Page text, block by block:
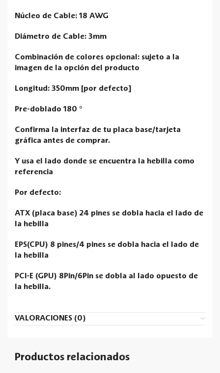
Núcleo de Cable: 18 AWG
Diámetro de Cable: 3mm
Combinación de colores opcional: sujeto a la
imagen de la opción del producto
Longitud: 350mm [por defecto]
Pre-doblado 180 °
Confirma la interfaz de tu placa base/tarjeta
gráfica antes de comprar.
Y usa el lado donde se encuentra la hebilla como
referencia
Por defecto:
ATX (placa base) 24 pines se dobla hacia el lado de
la hebilla
EPS(CPU) 8 pines/4 pines se dobla hacia el lado de
la hebilla
PCI-E (GPU) 8Pin/6Pin se dobla al lado opuesto de
la hebilla.
VALORACIONES (0)
Productos relacionados